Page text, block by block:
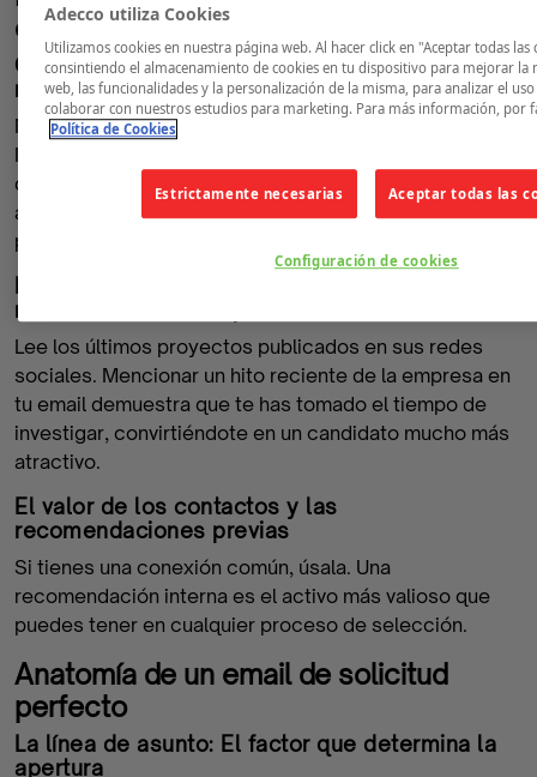
ciegas
Cómo utilizar LinkedIn para encontrar al
responsable de contratación
Nunca envíes un email a "info@empresa.com".
Investiga en LinkedIn quién lidera el departamento al
que aspiras. Dirigirte a una persona con nombre y
apellidos multiplica exponencialmente tus
probabilidades de éxito.
novedades de la empresa
Lee los últimos proyectos publicados en sus redes
sociales. Mencionar un hito reciente de la empresa en
tu email demuestra que te has tomado el tiempo de
investigar, convirtiéndote en un candidato mucho más
atractivo.
El valor de los contactos y las
recomendaciones previas
Si tienes una conexión común, úsala. Una
recomendación interna es el activo más valioso que
puedes tener en cualquier proceso de selección.
Anatomía de un email de solicitud
perfecto
La línea de asunto: El factor que determina la
apertura
Adecco utiliza Cookies
Utilizamos cookies en nuestra página web. Al hacer click en "Aceptar todas las
consintiendo el almacenamiento de cookies en tu dispositivo para mejorar la
web, las funcionalidades y la personalización de la misma, para analizar el
colaborar con nuestros estudios para marketing. Para más información, por
Política de Cookies
Estrictamente necesarias Aceptar todas las
Configuración de cookies